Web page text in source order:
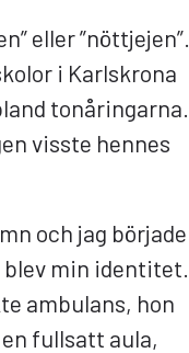
eller ”nöttjejen”.
i Karlskrona
tonåringarna.
visste hennes
och jag började
blev min identitet.
ambulans, hon
fullsatt aula,